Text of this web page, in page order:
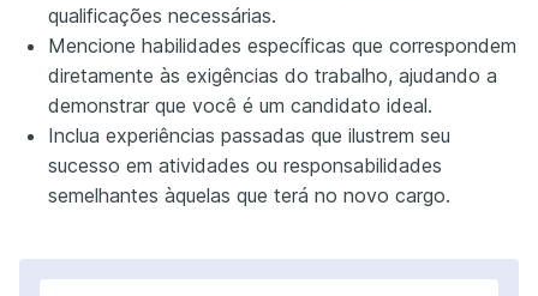
qualificações necessárias.
Mencione habilidades específicas que correspondem
diretamente às exigências do trabalho, ajudando a
demonstrar que você é um candidato ideal.
Inclua experiências passadas que ilustrem seu
sucesso em atividades ou responsabilidades
semelhantes àquelas que terá no novo cargo.